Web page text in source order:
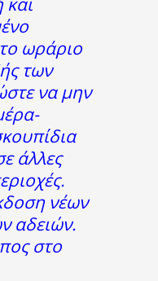
ωράριο
των
να μην
άλλες
νέων
αδειών.
στο